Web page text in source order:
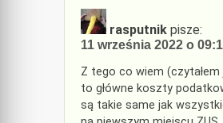
rasputnik pisze:
11 września 2022 o
Z tego co wiem
to główne koszty
są takie same jak